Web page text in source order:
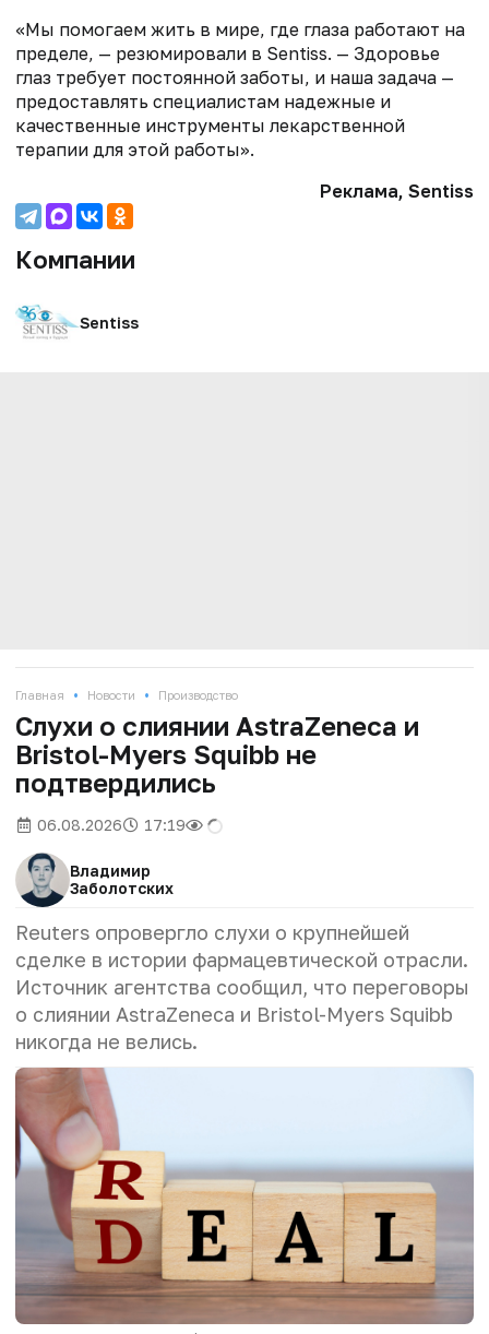
«Мы помогаем жить в мире, где глаза работают на
пределе, — резюмировали в Sentiss. — Здоровье
глаз требует постоянной заботы, и наша задача —
предоставлять специалистам надежные и
качественные инструменты лекарственной
терапии для этой работы».
Реклама, Sentiss
Компании
Sentiss
Главная • Новости • Производство
Слухи о слиянии AstraZeneca и
Bristol-Myers Squibb не
подтвердились
06.08.2026 17:19
Владимир
Заболотских
Reuters опровергло слухи о крупнейшей
сделке в истории фармацевтической отрасли.
Источник агентства сообщил, что переговоры
о слиянии AstraZeneca и Bristol-Myers Squibb
никогда не велись.